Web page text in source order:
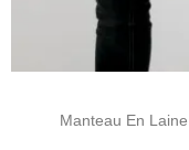
Manteau En